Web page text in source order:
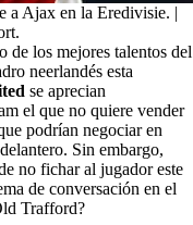
a Ajax en la Eredivisie. |
de los mejores talentos del
neerlandés esta
se aprecian
el que no quiere vender
podrían negociar en
Sin embargo,
no fichar al jugador este
de conversación en el
Trafford?